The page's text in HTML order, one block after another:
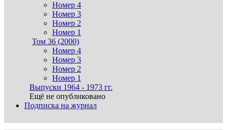
Номер 4
Номер 3
Номер 2
Номер 1
Том 36 (2000)
Номер 4
Номер 3
Номер 2
Номер 1
Выпуски 1964 - 1973 гг.
Ещё не опубликовано
Подписка на журнал